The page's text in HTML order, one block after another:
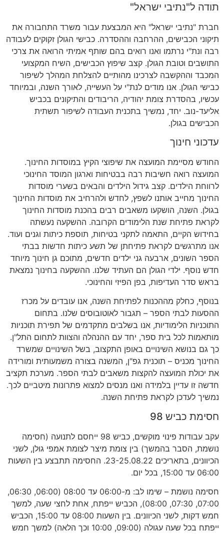
תודה ל"נתיבי ישראל"
חברת "נתיבי ישראל" היא המבצעת עבור משרד התחבורה את
תיקוני הכבישים, ההרחבה וההסדרה. כבישי הגולן זקוקים לעבודה
רבה ונת"י נרתמו ואנו רואים בהם שותף אמיתי הרואה את צרכי
התושבים וטובת הגולן. קצב שיפוץ הכבישים, השיח המקצועי
המכבד וההקשבה לצרכינו מהותיים להצלחת המהלך לשיפור
כבישי הגולן. אנו מודים לנת"י על העשייה, לאורך השנה, ובמיוחד
עכשיו, בהסדרת צומת יהודיה, הריבודים והתיקונים בכביש
אליעד-נוב. יחד, נמשיך בתכנית העבודה לשיפור תשתית
הכבישים בגולן.
עדכוני חינוך
החודש מסיימת המועצה את שיפוצי הקיץ במוסדות החינוך.
המועצה רואה חשיבות רבה בבטיחות וארגון המוסד החינוכי
לרווחת הילדים. קצב גידול הילדים והבאים בשערי מוסדות
החינוך מחייב אותנו לשפץ, לחדש ולהרחיב את מוסדות החינוך
בגולן. השנה, הושקעו משאבים רבים בהכנת מוסדות החינוך
לקראת פתיחת שנת הלימודים הקרובה. ההשקעה נעשתה
בחידוש הקיים, התאמה לתקני בטיחות, תוספת כיתות וגנים ועוד.
אנו מתרגשים לקראת פתיחתן של תשע כיתות חדשות בבתי
הספר השונים, ארבעה גני ילדים חדשים, מתוכם גן חינוך מיוחד
חדש נוסף. ילדי הגולן הם העתיד שלנו. ההשקעה בחינוך נמצאת
בראש סדר העדיפות, בפן הפיזי והחינוכי.
בנוסף, כחלק מההכנות לפתיחת השנה, אנו עובדים על מכרז
ההסעות לבתי הספר – תגבור לאוטובוסים שלנו. בתחום
התוכניות הלימודיות, אנו בשלבים מתקדמים של תפירת תוכניות
מותאמות לכל בית ספר, יחד עם ההנהלה והצוות לתחום התל"ן.
כך גם בנושא השינויים באופן התקצוב, בשל השינויים שמשרד
החינוך מכניס – תוכנית גפ"ן, המשנה בצורה משמעותית ומורידה
את יכולת המועצה להקצות משאבים לבתי הספר. מערכת תקציב
חדשה זו עדיין בלמידה ואנו מנסים למצוא פתרונות מיטביים לכך.
נמשיך לעדכן לקראת פתיחת השנה.
חסימת כביש 98
עקב עבודות פינוי מוקשים, כביש 98 ייחסם לתנועה (חסימה
נושמת, הסבר בהמשך) בין צומת מיצר לצומת אמפי גולן, לשני
הכיוונים, בתאריכים 23-25.08.22. החסימה תתבצע בין השעות
06:00 עד 15:00, בכל יום.
חסימה נושמת – שימו לב: מ-06:00 עד 08:00 (06:00, 06:30,
07:00, 07:30, 08:00), הכביש ייפתח, אחת לחצי שעה, למשך
חמש דקות, לשני הכיוונים. בין השעות 08:00 עד 15:00, הכביש
ייפתח בכל שעה עגולה (09:00, 10:00 וכך הלאה) למשך חמש